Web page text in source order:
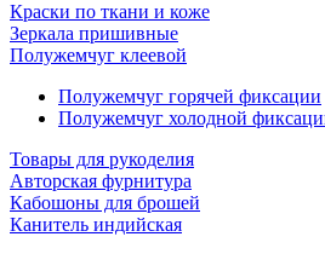
Краски по ткани и коже
Зеркала пришивные
Полужемчуг клеевой
Полужемчуг горячей фиксации
Полужемчуг холодной
Товары для рукоделия
Авторская фурнитура
Кабошоны для брошей
Канитель индийская